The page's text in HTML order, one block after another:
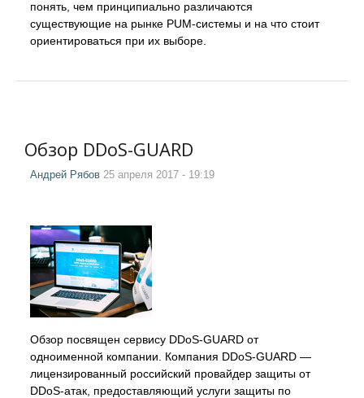
понять, чем принципиально различаются
существующие на рынке PUM-системы и на что стоит
ориентироваться при их выборе.
Обзор DDoS-GUARD
Андрей Рябов 25 апреля 2017 - 19:19
Обзор посвящен сервису DDoS-GUARD от
одноименной компании. Компания DDoS-GUARD —
лицензированный российский провайдер защиты от
DDoS-атак, предоставляющий услуги защиты по